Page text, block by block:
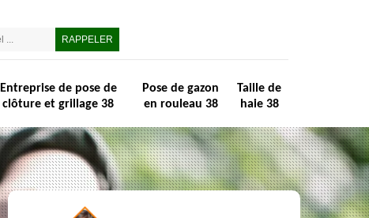
Entreprise de pose de
clôture et grillage 38
Pose de gazon
en rouleau 38
Taille de
haie 38